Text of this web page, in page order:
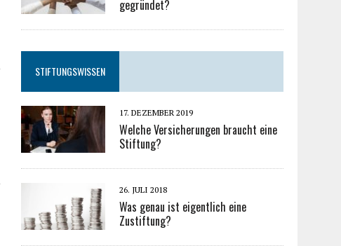
gegründet?
STIFTUNGSWISSEN
17. DEZEMBER 2019
Welche Versicherungen braucht eine
Stiftung?
26. JULI 2018
Was genau ist eigentlich eine
Zustiftung?